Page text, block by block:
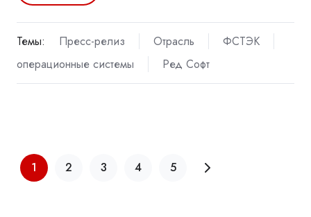
Темы: Пресс-релиз Отрасль
ФСТЭК
операционные системы
Ред Софт
1 2 3 4 5